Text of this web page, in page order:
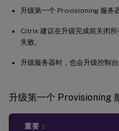
升级第一个 Provisioning 服务
Citrix 建议在升级完成前关闭
失败。
升级服务器时，也会升级控制台
升级第一个 Provisioning
重要：